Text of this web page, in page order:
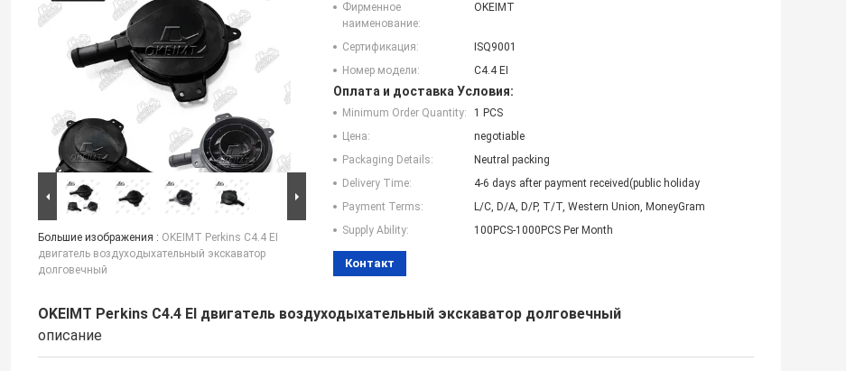
Большие изображения : OKEIMT Perkins C4.4 EI
двигатель воздуходыхательный экскаватор
долговечный
Фирменное
наименование:
OKEIMT
Сертификация:
ISQ9001
Номер модели:
C4.4 EI
Оплата и доставка Условия:
Minimum Order Quantity:
1 PCS
Цена:
negotiable
Packaging Details:
Neutral packing
Delivery Time:
4-6 days after payment received(public holiday
Payment Terms:
L/C, D/A, D/P, T/T, Western Union, MoneyGram
Supply Ability:
100PCS-1000PCS Per Month
Контакт
OKEIMT Perkins C4.4 EI двигатель воздуходыхательный экскаватор долговечный
описание